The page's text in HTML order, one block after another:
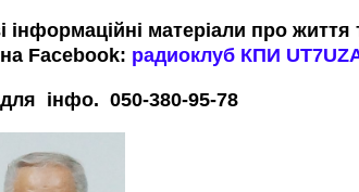
інформаційні матеріали про життя
Facebook: радиоклуб КПИ
інфо. 050-380-95-78